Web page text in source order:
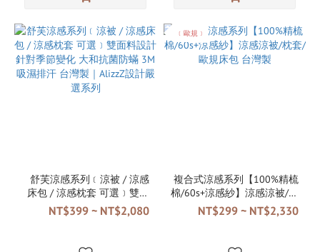
舒芙涼感系列﹝涼被 / 涼感
床包 / 涼感枕套 可選﹞雙面
料設計 針對季節變化 大和抗
菌防蟎 3M吸濕排汗 台灣製
NT$399 ~ NT$2,080
﹝歐規﹞
複合式涼感系列【100%精梳
棉/60s+涼感紗】涼感涼被/枕
套/歐規床包 台灣製
NT$299 ~ NT$2,330